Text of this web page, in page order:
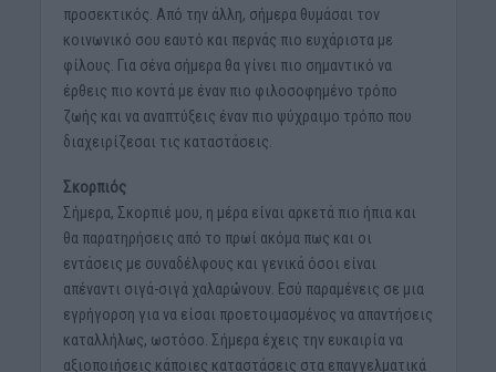
προσεκτικός. Από την άλλη, σήμερα θυμάσαι τον
κοινωνικό σου εαυτό και περνάς πιο ευχάριστα με
φίλους. Για σένα σήμερα θα γίνει πιο σημαντικό να
έρθεις πιο κοντά με έναν πιο φιλοσοφημένο τρόπο
ζωής και να αναπτύξεις έναν πιο ψύχραιμο τρόπο που
διαχειρίζεσαι τις καταστάσεις.
Σκορπιός
Σήμερα, Σκορπιέ μου, η μέρα είναι αρκετά πιο ήπια και
θα παρατηρήσεις από το πρωί ακόμα πως και οι
εντάσεις με συναδέλφους και γενικά όσοι είναι
απέναντι σιγά-σιγά χαλαρώνουν. Εσύ παραμένεις σε μια
εγρήγορση για να είσαι προετοιμασμένος να απαντήσεις
καταλλήλως, ωστόσο. Σήμερα έχεις την ευκαιρία να
αξιοποιήσεις κάποιες καταστάσεις στα επαγγελματικά